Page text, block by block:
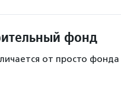
фонд
от просто фонда